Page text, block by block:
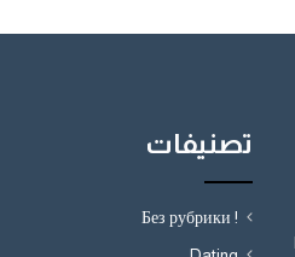
تصنيفات
! Без рубрики